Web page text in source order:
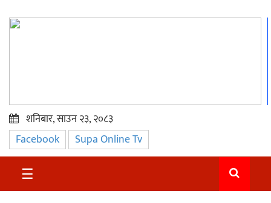
प्रमुख
समाचार
सुदुर
शनिबार, साउन २३, २०८३
Facebook Supa Online Tv
☰